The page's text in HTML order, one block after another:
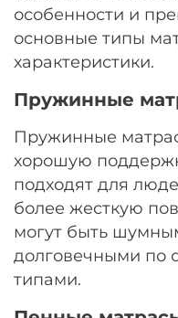
особенности и
основные типы
характеристики.
Пружинные
Пружинные
хорошую
подходят для
более жесткую
могут быть
долговечными по
типами.